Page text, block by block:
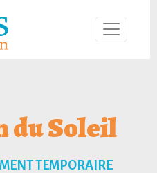
du Soleil
TEMPORAIRE